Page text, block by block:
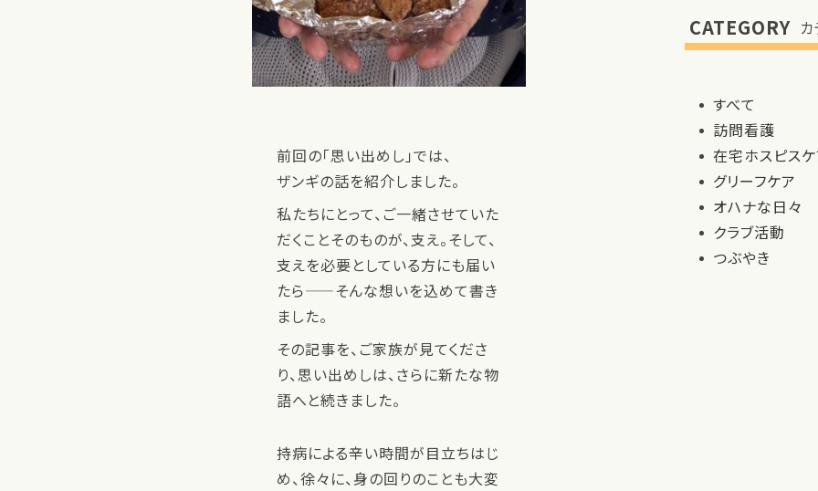
前回の「思い出めし」では、
ザンギの話を紹介しました。
私たちにとって、ご一緒させていた
だくことそのものが、支え。そして、
支えを必要としている方にも届い
たら——そんな想いを込めて書き
ました。
その記事を、ご家族が見てくださ
り、思い出めしは、さらに新たな物
語へと続きました。
持病による辛い時間が目立ちはじ
め、徐々に、身の回りのことも大変
CATEGORY
すべて
訪問看護
在宅ホスピス
グリーフケア
オハナな日々
クラブ活動
つぶやき